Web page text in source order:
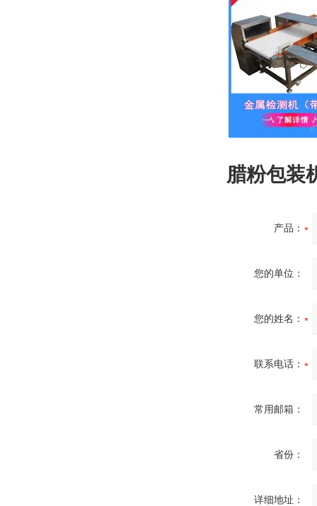
腊粉包装
产品：
您的单位：
您的姓名：
联系电话：
常用邮箱：
省份：
详细地址：